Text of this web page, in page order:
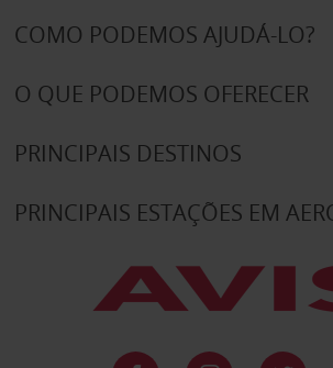
COMO PODEMOS AJUDÁ-LO?
O QUE PODEMOS OFERECER
PRINCIPAIS DESTINOS
PRINCIPAIS ESTAÇÕES EM